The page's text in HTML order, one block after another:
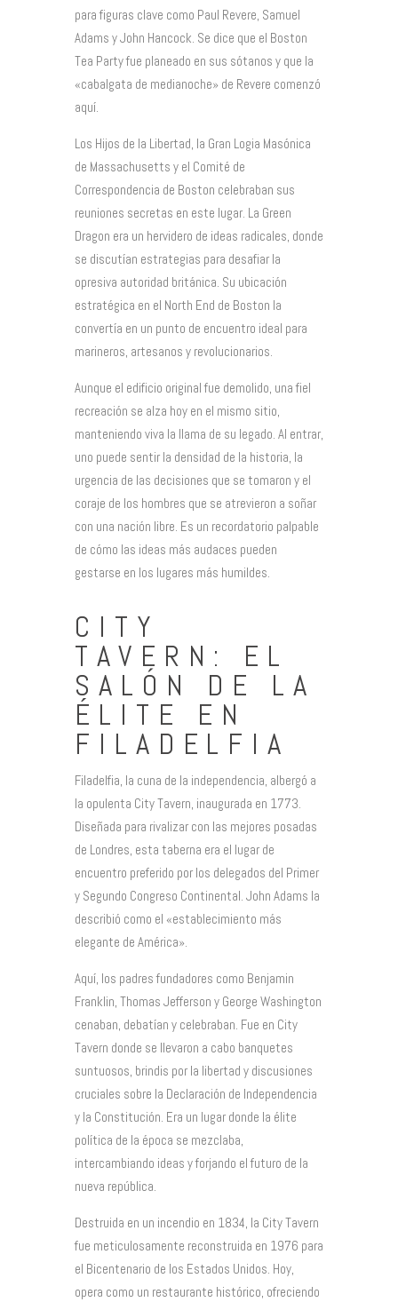
para figuras clave como Paul Revere, Samuel
Adams y John Hancock. Se dice que el Boston
Tea Party fue planeado en sus sótanos y que la
«cabalgata de medianoche» de Revere comenzó
aquí.
Los Hijos de la Libertad, la Gran Logia Masónica
de Massachusetts y el Comité de
Correspondencia de Boston celebraban sus
reuniones secretas en este lugar. La Green
Dragon era un hervidero de ideas radicales, donde
se discutían estrategias para desafiar la
opresiva autoridad británica. Su ubicación
estratégica en el North End de Boston la
convertía en un punto de encuentro ideal para
marineros, artesanos y revolucionarios.
Aunque el edificio original fue demolido, una fiel
recreación se alza hoy en el mismo sitio,
manteniendo viva la llama de su legado. Al entrar,
uno puede sentir la densidad de la historia, la
urgencia de las decisiones que se tomaron y el
coraje de los hombres que se atrevieron a soñar
con una nación libre. Es un recordatorio palpable
de cómo las ideas más audaces pueden
gestarse en los lugares más humildes.
CITY
TAVERN: EL
SALÓN DE LA
ÉLITE EN
FILADELFIA
Filadelfia, la cuna de la independencia, albergó a
la opulenta City Tavern, inaugurada en 1773.
Diseñada para rivalizar con las mejores posadas
de Londres, esta taberna era el lugar de
encuentro preferido por los delegados del Primer
y Segundo Congreso Continental. John Adams la
describió como el «establecimiento más
elegante de América».
Aquí, los padres fundadores como Benjamin
Franklin, Thomas Jefferson y George Washington
cenaban, debatían y celebraban. Fue en City
Tavern donde se llevaron a cabo banquetes
suntuosos, brindis por la libertad y discusiones
cruciales sobre la Declaración de Independencia
y la Constitución. Era un lugar donde la élite
política de la época se mezclaba,
intercambiando ideas y forjando el futuro de la
nueva república.
Destruida en un incendio en 1834, la City Tavern
fue meticulosamente reconstruida en 1976 para
el Bicentenario de los Estados Unidos. Hoy,
opera como un restaurante histórico, ofreciendo